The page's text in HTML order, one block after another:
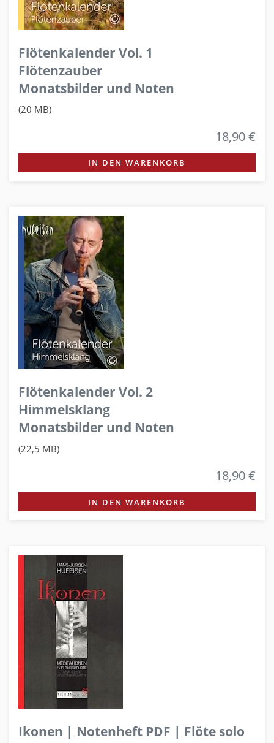
Flötenkalender Vol. 1
Flötenzauber
Monatsbilder und Noten
(20 MB)
18,90 €
IN DEN WARENKORB
Flötenkalender Vol. 2
Himmelsklang
Monatsbilder und Noten
(22,5 MB)
18,90 €
IN DEN WARENKORB
Ikonen | Notenheft PDF | Flöte solo